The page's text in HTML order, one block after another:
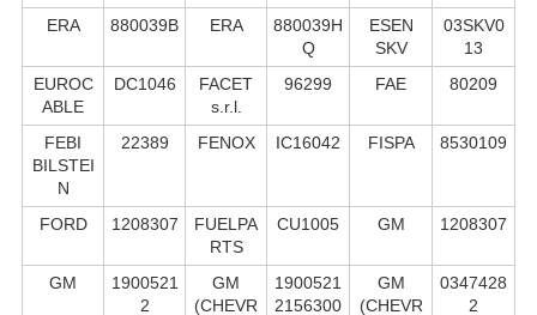
ERA
880039B ERA
880039H
Q
ESEN
SKV
03SKV0
13
EUROC
ABLE
DC1046
FACET
s.r.l.
96299 FAE 80209
FEBI
BILSTEI
N
22389 FENOX IC16042 FISPA 8530109
FORD 1208307
FUELPA
RTS
CU1005 GM 1208307
GM
1900521
2
GM
(CHEVR
1900521
2156300
GM
(CHEVR
0347428
2